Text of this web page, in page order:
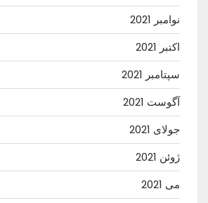
نوامبر 2021
اکتبر 2021
سپتامبر 2021
آگوست 2021
جولای 2021
ژوئن 2021
می 2021